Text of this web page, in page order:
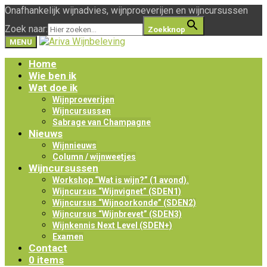
Onafhankelijk wijnadvies, wijnproeverijen en wijncursussen
Zoek naar:
Zoekknop
MENU
Home
Wie ben ik
Wat doe ik
Wijnproeverijen
Wijncursussen
Sabrage van Champagne
Nieuws
Wijnnieuws
Column / wijnweetjes
Wijncursussen
Workshop “Wat is wijn?” (1 avond).
Wijncursus “Wijnvignet” (SDEN1)
Wijncursus “Wijnoorkonde” (SDEN2)
Wijncursus “Wijnbrevet” (SDEN3)
Wijnkennis Next Level (SDEN+)
Examen
Contact
0 items